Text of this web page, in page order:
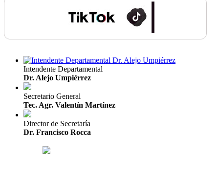
Intendente Departamental
Dr. Alejo Umpiérrez
Secretario General
Tec. Agr. Valentín Martínez
Director de Secretaría
Dr. Francisco Rocca